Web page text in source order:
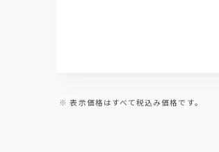
表示価格はすべて税込み価格です。